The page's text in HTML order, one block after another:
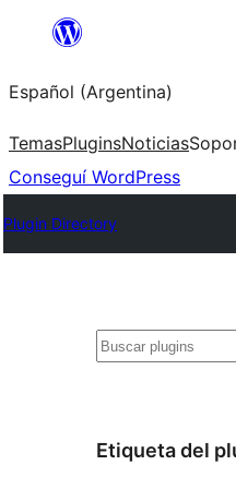
Saltar
contenido
Español (Argentina)
TemasPluginsNoticias
Conseguí WordPress
Plugin Directory
Buscar
Etiqueta del